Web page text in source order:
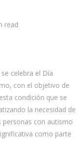
read
celebra el Día
con el objetivo de
condición que se
la necesidad de
personas con autismo
como parte